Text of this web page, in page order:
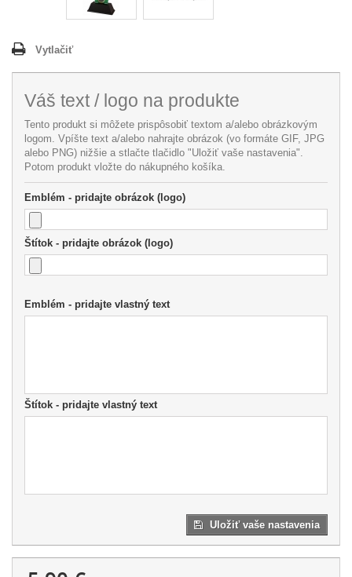
Vytlačiť
Váš text / logo na produkte
Tento produkt si môžete prispôsobiť textom a/alebo obrázkovým
logom. Vpíšte text a/alebo nahrajte obrázok (vo formáte GIF, JPG
alebo PNG) nižšie a stlačte tlačidlo "Uložiť vaše nastavenia".
Potom produkt vložte do nákupného košíka.
Emblém - pridajte obrázok (logo)
Štítok - pridajte obrázok (logo)
Emblém - pridajte vlastný text
Štítok - pridajte vlastný text
Uložiť vaše nastavenia